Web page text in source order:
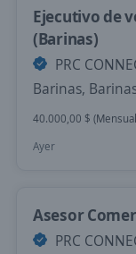
Ejecutivo de
(Barinas)
PRC
Barinas,
40.000,00 $
Ayer
Asesor
PRC